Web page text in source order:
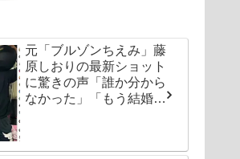
元「ブルゾンちえみ」藤
原しおりの最新ショット
に驚きの声「誰か分から
なかった」「もう結婚し